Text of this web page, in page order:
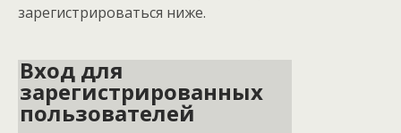
зарегистрироваться ниже.
Вход для
зарегистрированных
пользователей